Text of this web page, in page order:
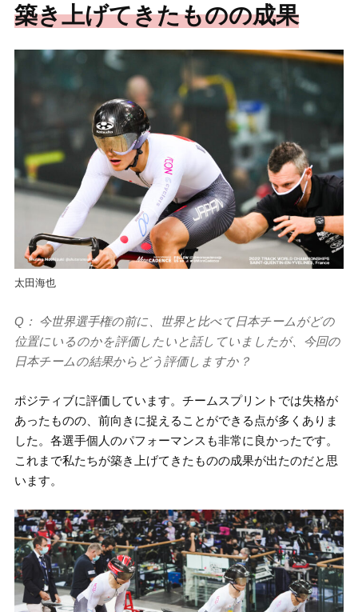
築き上げてきたものの成果
太田海也
Q： 今世界選手権の前に、世界と比べて日本チームがどの
位置にいるのかを評価したいと話していましたが、今回の
日本チームの結果からどう評価しますか？
ポジティブに評価しています。チームスプリントでは失格が
あったものの、前向きに捉えることができる点が多くありま
した。各選手個人のパフォーマンスも非常に良かったです。
これまで私たちが築き上げてきたものの成果が出たのだと思
います。